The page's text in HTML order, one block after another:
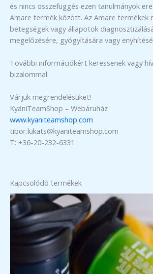
és nincs összefüggés ezen tanulmányok
Amare termék között. Az Amare termékek
betegségek vagy állapotok
megelőzésére, gyógyítására vagy
További információkért keressenek vagy
bizalommal.
Várjuk megrendelésüket!
KyäniTeamShop – Webáruház
www.kyaniteamshop.com
tibor.lukats@kyaniteamshop.com
T: +36-20-232-6331
Kapcsolódó termékek